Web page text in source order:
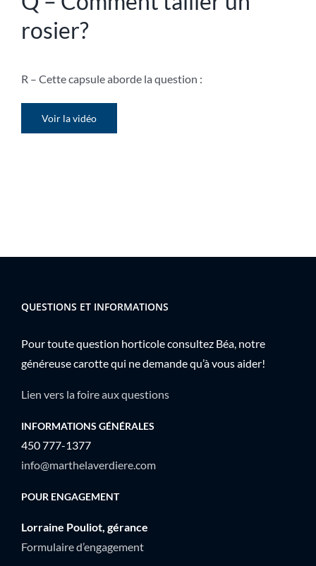
rosier?
R – Cette capsule aborde la question :
Voir la vidéo
QUESTIONS ET INFORMATIONS
Pour toute question horticole consultez Béa, notre
généreuse carotte qui ne demande qu’à vous aider!
Lien vers la foire aux questions
INFORMATIONS GÉNÉRALES
450 777-1377
info@marthelaverdiere.com
POUR ENGAGEMENT
Lorraine Pouliot, gérance
Formulaire d’engagement